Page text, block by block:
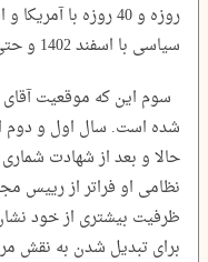
روزه و 40 روزه با
سیاسی با اسفند 1402 و حتی اسفند 1403 متفاوت است.
سوم این که موقعیت آقای
شده است. سال اول و دوم
حالا و بعد از شهادت
نظامی او فراتر از رییس
ظرفیت بیشتری از خود